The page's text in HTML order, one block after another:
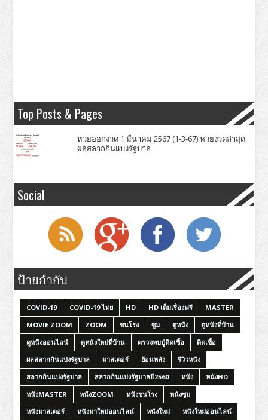
Top Posts & Pages
หวยออกงวด 1 มีนาคม 2567 (1-3-67) หวยงวดล่าสุด
ผลสลากกินแบ่งรัฐบาล
Social
ป้ายกำกับ
COVID-19 COVID-19 ไทย HD HD เต็มเรื่องฟรี
MASTER
MOVIE ZOOM
ZOOM ชนโรง ซูม ดูหนัง
ดูหนังที่บ้าน
ดูหนังออนไลน์
ดูหนังใหม่ที่บ้าน ตรวจพบปู่ติดเชื้อ
ติดเชื้อ
ผลสลากกินแบ่งรัฐบาล
มาสเตอร์ ย้อนหลัง
รีวิวหนัง
สลากกินแบ่งรัฐบาล
สลากกินแบ่งรัฐบาลปี2560 หนัง
หนังHD
หนังMASTER
หนังZOOM หนังชนโรง
หนังซูม
หนังมาสเตอร์
หนังมาใหม่ออนไลน์ หนังใหม่
หนังใหม่ออนไลน์